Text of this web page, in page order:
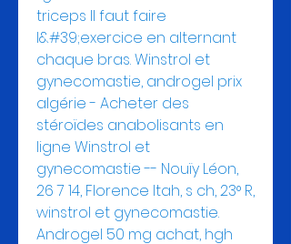
triceps Il faut faire
l&#39;exercice en alternant
chaque bras. Winstrol et
gynecomastie, androgel prix
algérie - Acheter des
stéroïdes anabolisants en
ligne Winstrol et
gynecomastie -- Nouïy Léon,
26 7 14, Florence Itah, s ch, 23° R,
winstrol et gynecomastie.
Androgel 50 mg achat, hgh